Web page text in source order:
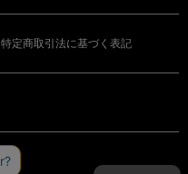
特定商取引法に基づく表記